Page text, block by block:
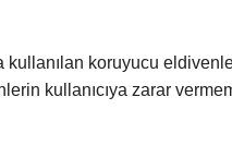
koruyucu
kullanıcıya zarar